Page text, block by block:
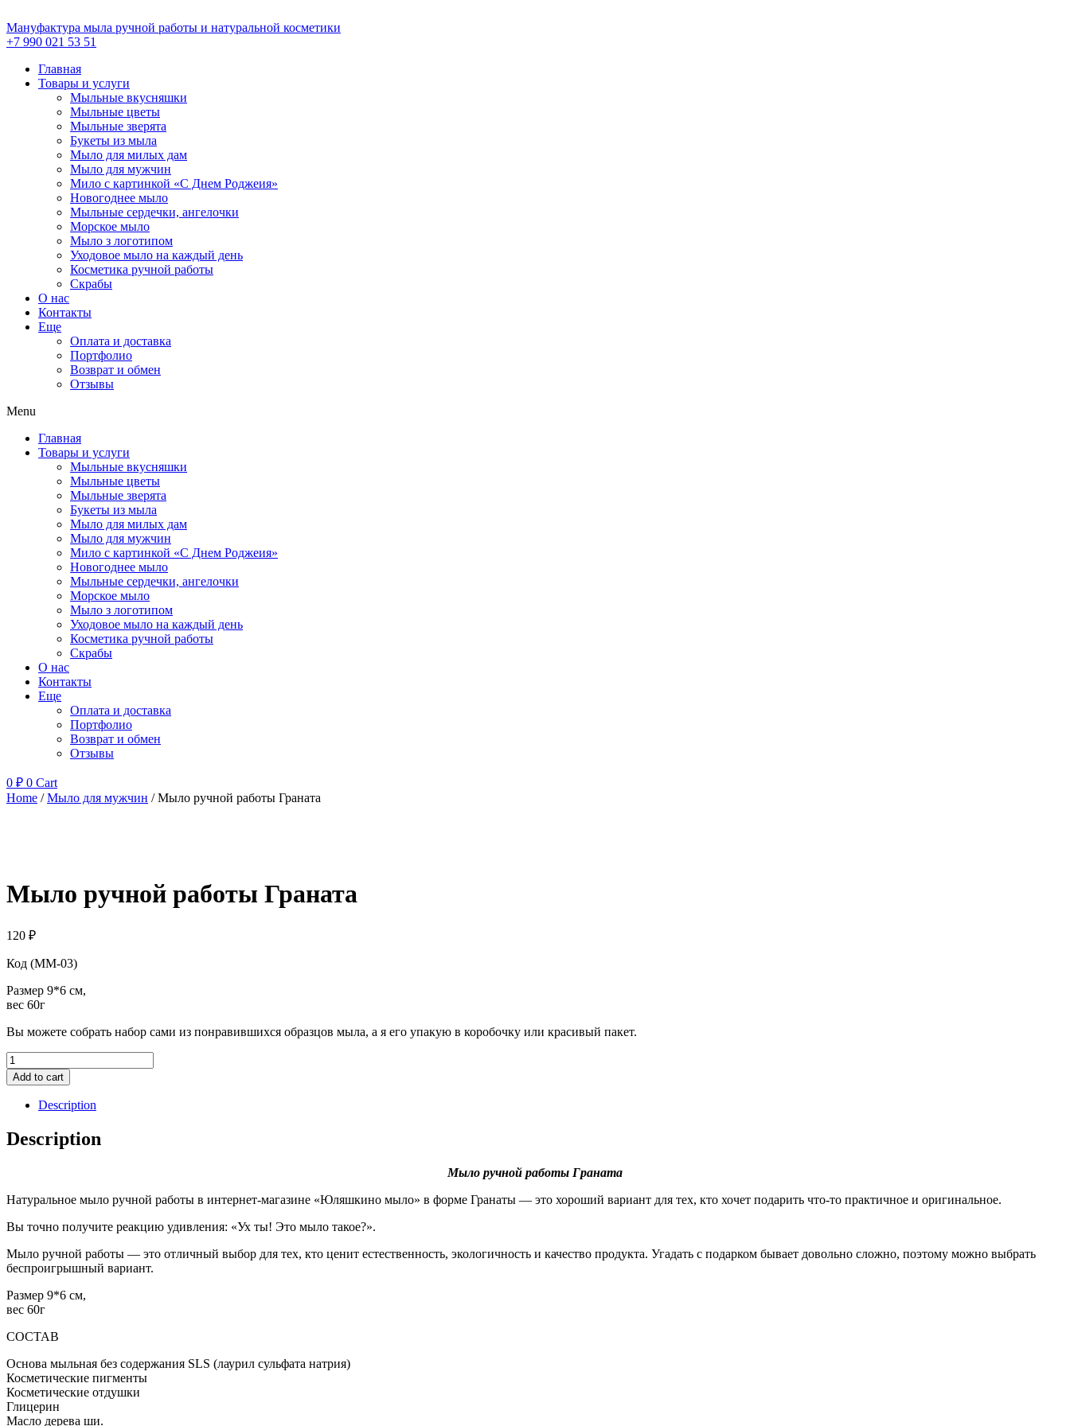
к
содержимому
Мануфактура мыла ручной работы и натуральной косметики
+7 990 021 53 51
Главная
Товары и услуги
Мыльные вкусняшки
Мыльные цветы
Мыльные зверята
Букеты из мыла
Мыло для милых дам
Мыло для мужчин
Мило с картинкой «С Днем Роджеия»
Новогоднее мыло
Мыльные сердечки, ангелочки
Морское мыло
Мыло з логотипом
Уходовое мыло на каждый день
Косметика ручной работы
Скрабы
О нас
Контакты
Еще
Оплата и доставка
Портфолио
Возврат и обмен
Отзывы
Menu
Главная
Товары и услуги
Мыльные вкусняшки
Мыльные цветы
Мыльные зверята
Букеты из мыла
Мыло для милых дам
Мыло для мужчин
Мило с картинкой «С Днем Роджеия»
Новогоднее мыло
Мыльные сердечки, ангелочки
Морское мыло
Мыло з логотипом
Уходовое мыло на каждый день
Косметика ручной работы
Скрабы
О нас
Контакты
Еще
Оплата и доставка
Портфолио
Возврат и обмен
Отзывы
0 ₽ 0 Cart
Home /Мыло для мужчин / Мыло ручной работы Граната
Мыло ручной работы Граната
120 ₽
Код (ММ-03)
Размер 9*6 см,
вес 60г
Вы можете собрать набор сами из понравившихся образцов мыла, а я его упакую в коробочку или красивый пакет.
Мыло
ручной
работы
Граната
quantity
Add to cart
Description
Description
Мыло ручной работы Граната
Натуральное мыло ручной работы в интернет-магазине «Юляшкино мыло» в форме Гранаты — это хороший вариант для тех, кто хочет подарить что-то практичное и оригинальное.
Вы точно получите реакцию удивления: «Ух ты! Это мыло такое?».
Мыло ручной работы — это отличный выбор для тех, кто ценит естественность, экологичность и качество продукта. Угадать с подарком бывает довольно сложно, поэтому можно выбрать
беспроигрышный вариант.
Размер 9*6 см,
вес 60г
СОСТАВ
Основа мыльная без содержания SLS (лаурил сульфата натрия)
Косметические пигменты
Косметические отдушки
Глицерин
Масло дерева ши.